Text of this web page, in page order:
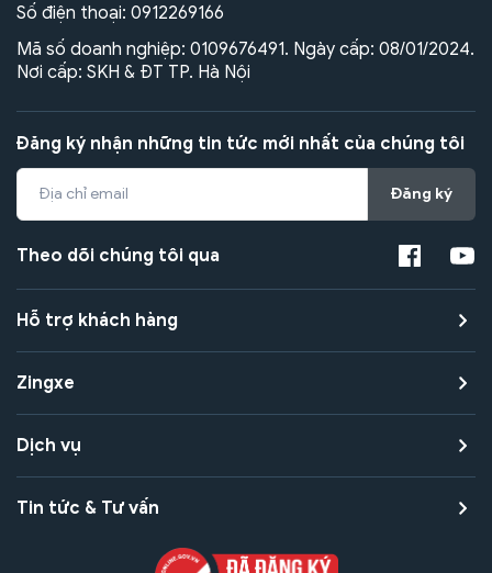
Số điện thoại: 0912269166
Mã số doanh nghiệp: 0109676491. Ngày cấp: 08/01/2024.
Nơi cấp: SKH & ĐT TP. Hà Nội
Đăng ký nhận những tin tức mới nhất của chúng tôi
Đăng ký
Theo dõi chúng tôi qua
Hỗ trợ khách hàng
Zingxe
Dịch vụ
Tin tức & Tư vấn